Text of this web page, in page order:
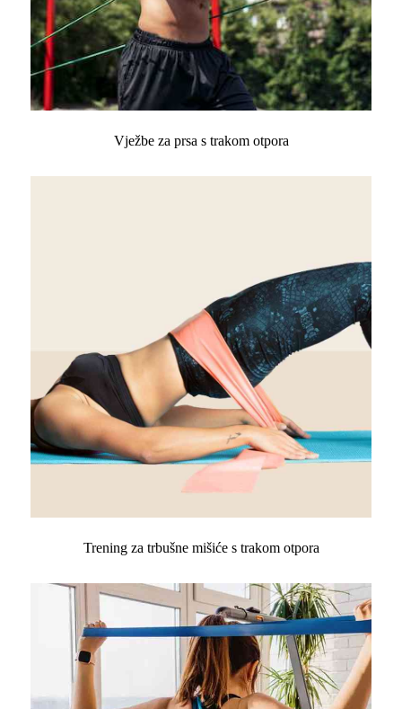
Vježbe za prsa s trakom otpora
Trening za trbušne mišiće s trakom otpora